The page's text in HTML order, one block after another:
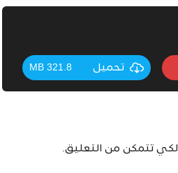
تحميل 321.8 MB
لكي تتمكن من التعليق.